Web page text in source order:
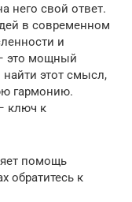
него свой ответ.
в современном
и
это мощный
этот смысл,
гармонию.
ключ к
помощь
обратитесь к